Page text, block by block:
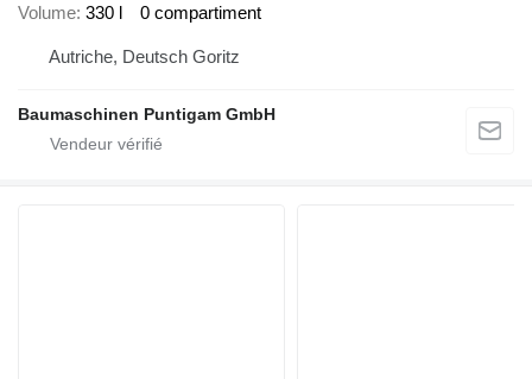
Volume 330 l 0 compartiment
Autriche, Deutsch Goritz
Baumaschinen Puntigam GmbH